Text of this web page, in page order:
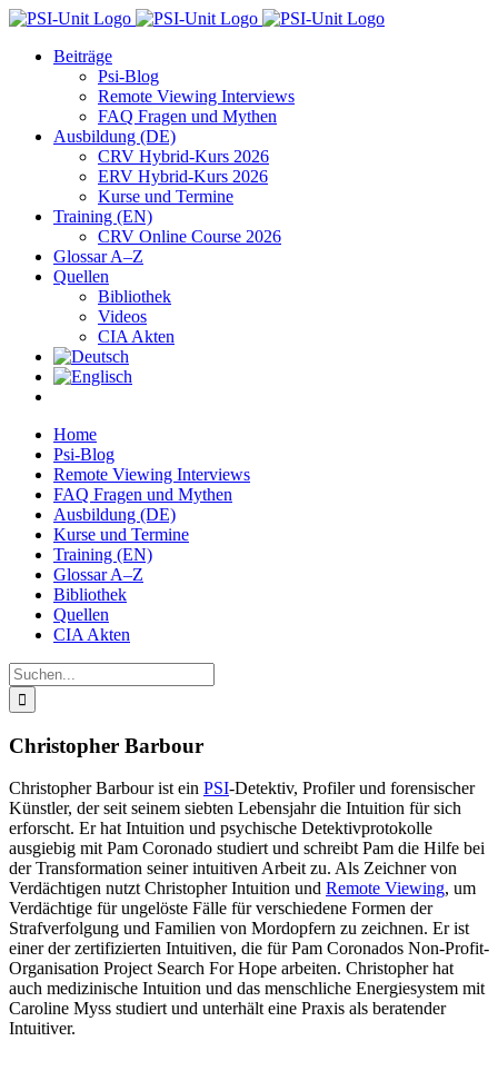
Zum
springenBeiträge
Psi-Blog
Remote Viewing Interviews
FAQ Fragen und Mythen
Ausbildung (DE)
CRV Hybrid-Kurs 2026
ERV Hybrid-Kurs 2026
Kurse und Termine
Training (EN)
CRV Online Course 2026
Glossar A–Z
Quellen
Bibliothek
Videos
CIA Akten
Home
Psi-Blog
Remote Viewing Interviews
FAQ Fragen und Mythen
Ausbildung (DE)
Kurse und Termine
Training (EN)
Glossar A–Z
Bibliothek
Quellen
CIA Akten
Suche
nach:
Christopher Barbour
Christopher Barbour ist ein PSI-Detektiv, Profiler und forensischer
Künstler, der seit seinem siebten Lebensjahr die Intuition für sich
erforscht. Er hat Intuition und psychische Detektivprotokolle
ausgiebig mit Pam Coronado studiert und schreibt Pam die Hilfe bei
der Transformation seiner intuitiven Arbeit zu. Als Zeichner von
Verdächtigen nutzt Christopher Intuition und Remote Viewing, um
Verdächtige für ungelöste Fälle für verschiedene Formen der
Strafverfolgung und Familien von Mordopfern zu zeichnen. Er ist
einer der zertifizierten Intuitiven, die für Pam Coronados Non-Profit-
Organisation Project Search For Hope arbeiten. Christopher hat
auch medizinische Intuition und das menschliche Energiesystem mit
Caroline Myss studiert und unterhält eine Praxis als beratender
Intuitiver.